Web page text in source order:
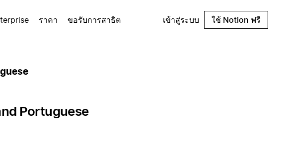
ราคา ขอรับการสาธิต เข้าสู่ระบบ ใช้ Notion ฟรี
Portuguese